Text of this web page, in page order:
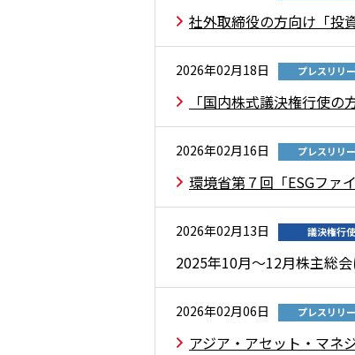
社外取締役の方向け「投
2026年02月18日 プレスリリ
「国内株式議決権行使
2026年02月16日 プレスリリ
環境省第７回「ESGファ
2026年02月13日 議決権行使
2025年10月～12月株主総
2026年02月06日 プレスリリ
アジア・アセット・マネ